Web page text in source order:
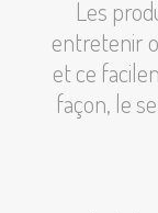
Les
entretenir
et ce
façon, le